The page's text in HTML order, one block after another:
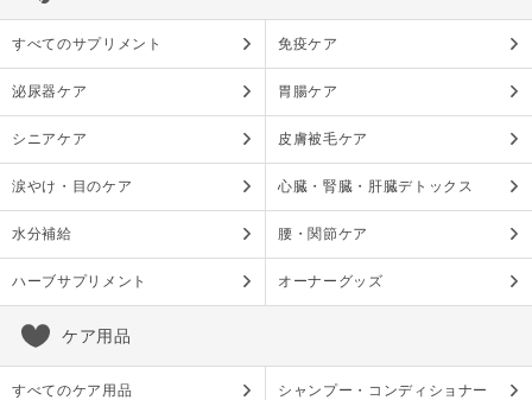
すべてのサプリメント 免疫ケア
泌尿器ケア 胃腸ケア
シニアケア 皮膚被毛ケア
涙やけ・目のケア 心臓・腎臓・肝臓デトックス
水分補給 腰・関節ケア
ハーブサプリメント オーナーグッズ
ケア用品
すべてのケア用品 シャンプー・コンディショナー